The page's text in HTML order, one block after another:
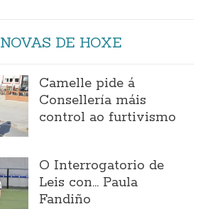
NOVAS DE HOXE
Camelle pide á
Consellería máis
control ao furtivismo
O Interrogatorio de
Leis con... Paula
Fandiño